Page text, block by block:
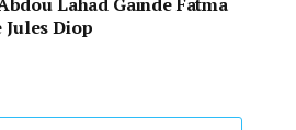
Jules Diop